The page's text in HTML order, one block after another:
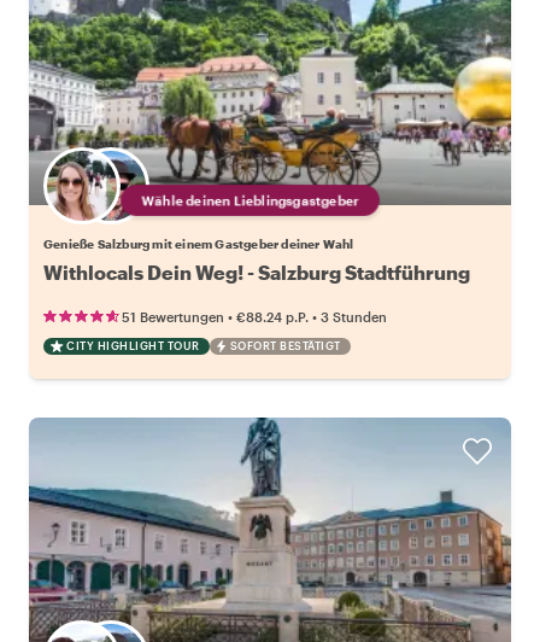
Wähle deinen Lieblingsgastgeber
Genieße Salzburg mit einem Gastgeber deiner Wahl
Withlocals Dein Weg! - Salzburg Stadtführung
51 Bewertungen • €88.24 p.P. • 3 Stunden
CITY HIGHLIGHT TOUR SOFORT BESTÄTIGT